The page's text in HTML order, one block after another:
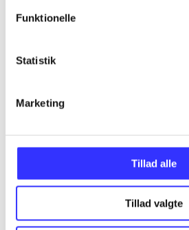
Funktionelle
Statistik
Marketing
Tillad alle
Tillad valgte